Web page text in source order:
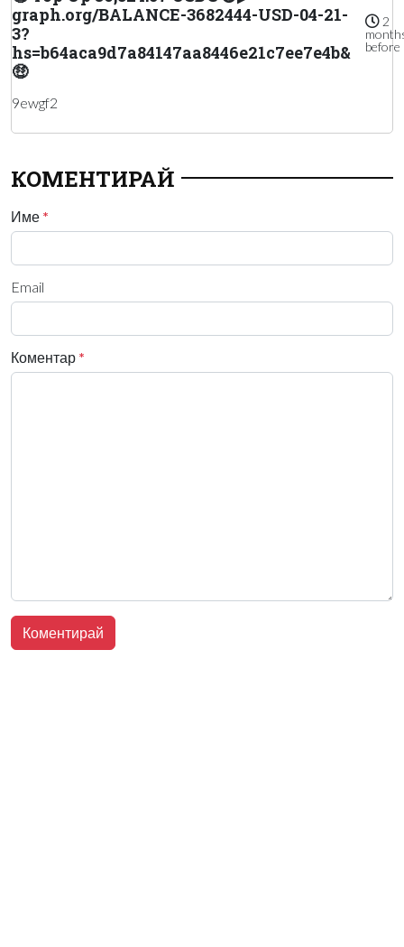
graph.org/BALANCE-3682444-USD-04-21-
3?
hs=b64aca9d7a84147aa8446e21c7ee7e4b&
🤑
2
before
9ewgf2
КОМЕНТИРАЙ
Име *
Email
Коментар *